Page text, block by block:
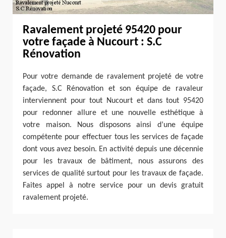
Ravalement projeté 95420 pour
votre façade à Nucourt : S.C
Rénovation
Pour votre demande de ravalement projeté de votre
façade, S.C Rénovation et son équipe de ravaleur
interviennent pour tout Nucourt et dans tout 95420
pour redonner allure et une nouvelle esthétique à
votre maison. Nous disposons ainsi d’une équipe
compétente pour effectuer tous les services de façade
dont vous avez besoin. En activité depuis une décennie
pour les travaux de bâtiment, nous assurons des
services de qualité surtout pour les travaux de façade.
Faites appel à notre service pour un devis gratuit
ravalement projeté.